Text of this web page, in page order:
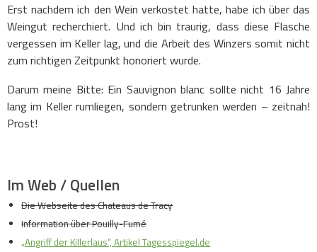
Erst nachdem ich den Wein verkostet hatte, habe ich über das
Weingut recherchiert. Und ich bin traurig, dass diese Flasche
vergessen im Keller lag, und die Arbeit des Winzers somit nicht
zum richtigen Zeitpunkt honoriert wurde.
Darum meine Bitte: Ein Sauvignon blanc sollte nicht 16 Jahre
lang im Keller rumliegen, sondern getrunken werden – zeitnah!
Prost!
Im Web / Quellen
Die Webseite des Chateaus de Tracy
Information über Pouilly-Fumé
„Angriff der Killerlaus“, Artikel Tagesspiegel.de